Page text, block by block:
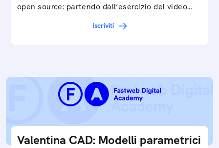
open source: partendo dall’esercizio del video…
Iscriviti
Valentina CAD: Modelli parametrici